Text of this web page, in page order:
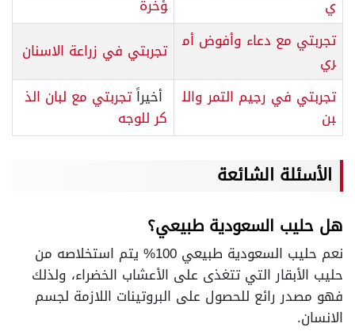
ي
ؤخرة
تجربتي مع دعاء وأفوض أم
ري
تجربتي في زراعة الاسنان
تجربتي في رجيم التمر والل
بن
أخيراًتجربتي مع لبان الذ
كر للوجه
الأسئلة الشائعة
هل حليب السعودية طبيعي؟
نعم حليب السعودية طبيعي 100% يتم استخلاصه من
حليب الأبقار التي تتغذى على الأعشاب الخضراء، ولذلك
فهو مصدر رائع للحصول على البروتينات اللازمة لجسم
الانسان.